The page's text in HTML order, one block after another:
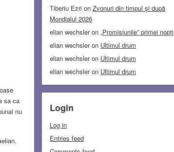
sa ca
nu
Tiberiu Ezri onZvonuri din timpul și după
Mondialul 2026
elian wechsleron„Promisiunile” primei nopți
elian wechsleron Ultimul drum
elian wechsleron Ultimul drum
elian wechsleron Ultimul drum
Login
Log in
Entries feed